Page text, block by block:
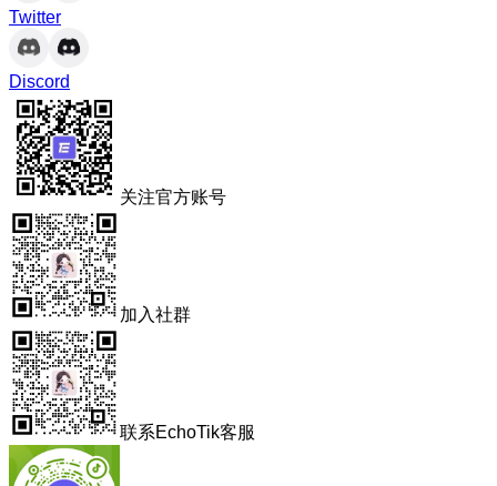
Twitter
Discord
关注官方账号
加入社群
联系EchoTik客服